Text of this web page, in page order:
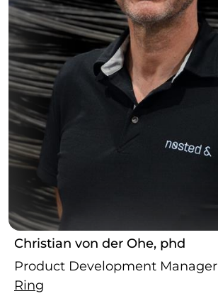
Christian von der Ohe, phd
Product Development Manager
Ring